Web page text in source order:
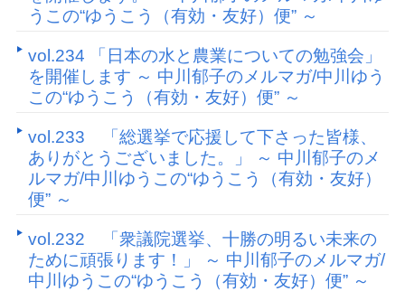
うこの“ゆうこう（有効・友好）便” ～
vol.234 「日本の水と農業についての勉強会」
を開催します ～ 中川郁子のメルマガ/中川ゆう
この“ゆうこう（有効・友好）便” ～
vol.233 「総選挙で応援して下さった皆様、
ありがとうございました。」 ～ 中川郁子のメ
ルマガ/中川ゆうこの“ゆうこう（有効・友好）
便” ～
vol.232 「衆議院選挙、十勝の明るい未来の
ために頑張ります！」 ～ 中川郁子のメルマガ/
中川ゆうこの“ゆうこう（有効・友好）便” ～